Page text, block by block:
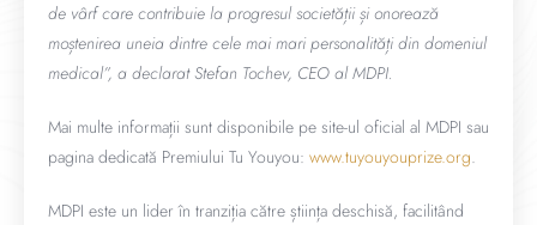
de vârf care contribuie la progresul societății și onorează
moștenirea uneia dintre cele mai mari personalități din domeniul
medical”, a declarat Stefan Tochev, CEO al MDPI.
Mai multe informații sunt disponibile pe site-ul oficial al MDPI sau
pagina dedicată Premiului Tu Youyou: www.tuyouyouprize.org.
MDPI este un lider în tranziția către știința deschisă, facilitând